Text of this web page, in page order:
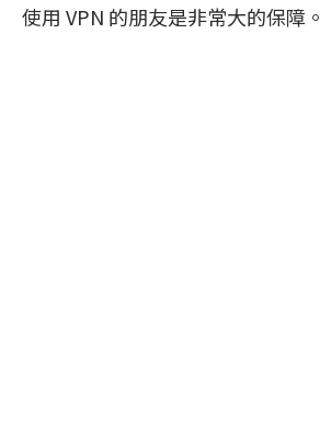
使用 VPN 的朋友是非常大的保障。